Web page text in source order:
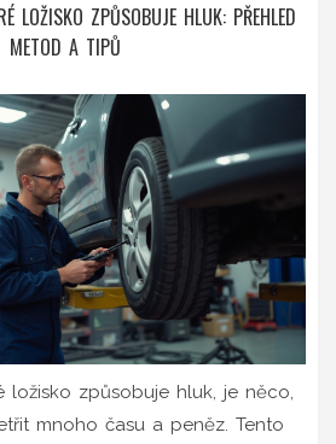
LOŽISKO ZPŮSOBUJE HLUK: PŘEHLED
METOD A TIPŮ
ložisko způsobuje hluk, je něco,
mnoho času a peněz. Tento